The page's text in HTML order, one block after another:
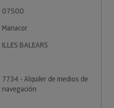
07500
Manacor
ILLES BALEARS
7734 - Alquiler de medios de
navegación